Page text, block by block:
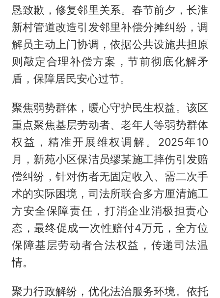
恳致歉，修复邻里关系。春节前夕，长淮
新村管道改造引发邻里补偿分摊纠纷，调
解员主动上门协调，依据公共设施共担原
则敲定合理补偿方案，节前彻底化解矛
盾，保障居民安心过节。
聚焦弱势群体，暖心守护民生权益。该区
重点聚焦基层劳动者、老年人等弱势群体
权益，精准开展维权调解。2025年10
月，新苑小区保洁员缪某施工摔伤引发赔
偿纠纷，针对伤者无固定收入、需二次手
术的实际困境，司法所联合多方厘清施工
方安全保障责任，打消企业消极担责心
态，最终促成一次性赔付4万元，全方位
保障基层劳动者合法权益，传递司法温
情。
聚力行政解纷，优化法治服务环境。依托